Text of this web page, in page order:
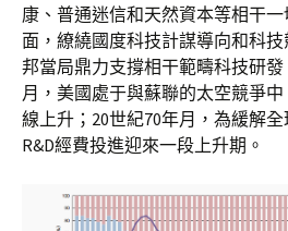
康、普通迷信和天然資本等相干
面，繚繞國度科技計謀導向和科
邦當局鼎力支撐相干範疇科技研
月，美國處于與蘇聯的太空競爭
線上升；20世紀70年月，為緩解
R&D經費投進迎來一段上升期。